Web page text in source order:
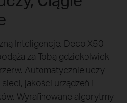
Inteligencję, Deco X50
za Tobą gdziekolwiek
Automatycznie uczy
jakości urządzeń i
Wyrafinowane algorytmy